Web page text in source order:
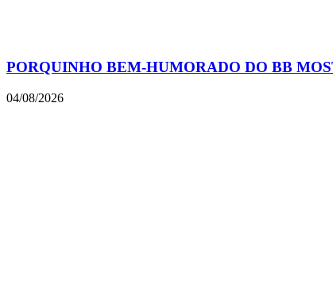
PORQUINHO BEM-HUMORADO DO BB
04/08/2026